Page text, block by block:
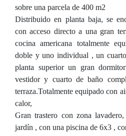
sobre una parcela de 400 m2
Distribuido en planta baja, se
con acceso directo a una gran
cocina americana totalmente
doble y uno individual , un
planta superior un gran
vestidor y cuarto de baño
terraza.Totalmente equipado con
calor,
Gran trastero con zona
jardín , con una piscina de 6x3 ,